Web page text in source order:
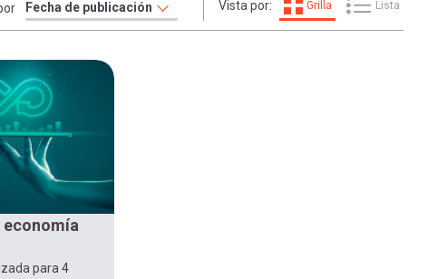
Vista por: Grilla Lista
economía
para 4